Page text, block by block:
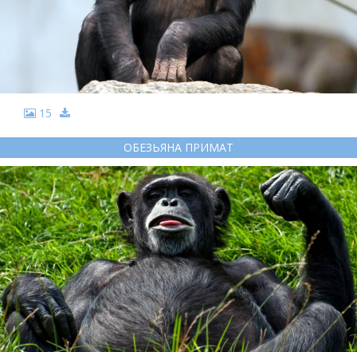
15
ОБЕЗЬЯНА ПРИМАТ